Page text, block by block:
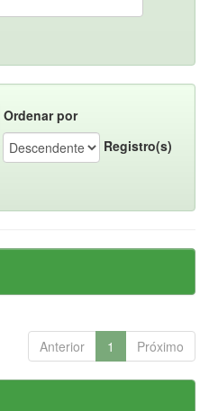
Ordenar por
Registro(s)
Anterior 1 Próximo